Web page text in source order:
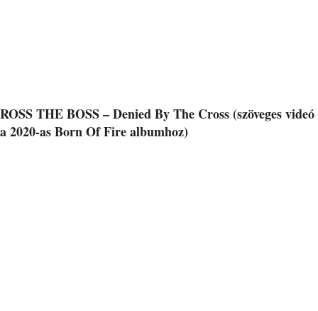
ROSS THE BOSS – Denied By The Cross (szöveges videó
a 2020-as Born Of Fire albumhoz)